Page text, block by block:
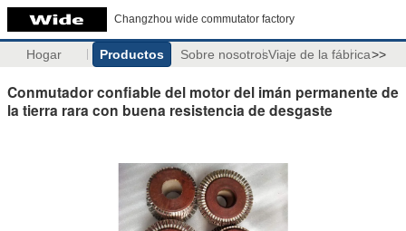
Changzhou wide commutator factory
Hogar Productos Sobre nosotrosViaje de la fábrica>>
Conmutador confiable del motor del imán permanente de
la tierra rara con buena resistencia de desgaste